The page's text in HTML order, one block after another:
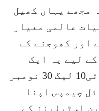
مجھے یہاں کھیل
عالمی معیار
اور کھوجنے کے
لیے یہ ایک
بہترین جگہ ہے۔”ابوظبی ٹی10 لیگ 30 نومبر
چیمپس اپنا
ایسپن اسٹیلینز کے